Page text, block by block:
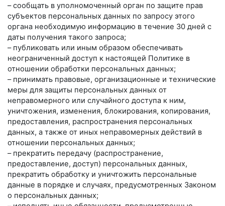
– сообщать в уполномоченный орган по защите прав
субъектов персональных данных по запросу этого
органа необходимую информацию в течение 30 дней с
даты получения такого запроса;
– публиковать или иным образом обеспечивать
неограниченный доступ к настоящей Политике в
отношении обработки персональных данных;
– принимать правовые, организационные и технические
меры для защиты персональных данных от
неправомерного или случайного доступа к ним,
уничтожения, изменения, блокирования, копирования,
предоставления, распространения персональных
данных, а также от иных неправомерных действий в
отношении персональных данных;
– прекратить передачу (распространение,
предоставление, доступ) персональных данных,
прекратить обработку и уничтожить персональные
данные в порядке и случаях, предусмотренных Законом
о персональных данных;